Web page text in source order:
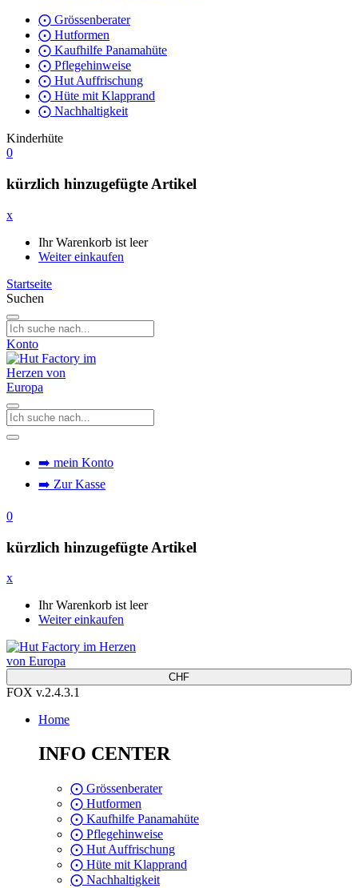
⨀ Grössenberater
⨀ Hutformen
⨀ Kaufhilfe Panamahüte
⨀ Pflegehinweise
⨀ Hut Auffrischung
⨀ Hüte mit Klapprand
⨀ Nachhaltigkeit
Kinderhüte
0
kürzlich hinzugefügte Artikel
x
Ihr Warenkorb ist leer
Weiter einkaufen
Startseite
Suchen
Konto
➡️ mein Konto
➡️ Zur Kasse
0
kürzlich hinzugefügte Artikel
x
Ihr Warenkorb ist leer
Weiter einkaufen
CHF
FOX v.2.4.3.1
Home
INFO CENTER
⨀ Grössenberater
⨀ Hutformen
⨀ Kaufhilfe Panamahüte
⨀ Pflegehinweise
⨀ Hut Auffrischung
⨀ Hüte mit Klapprand
⨀ Nachhaltigkeit